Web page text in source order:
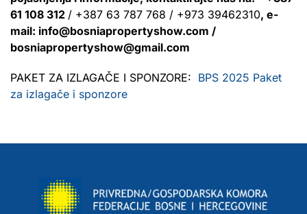
61 108 312 / +387 63 787 768 / +973 39462310, e-
mail: info@bosniapropertyshow.com /
bosniapropertyshow@gmail.com
PAKET ZA IZLAGAČE I SPONZORE: BPS 2025 Paket
za izlagače i sponzore